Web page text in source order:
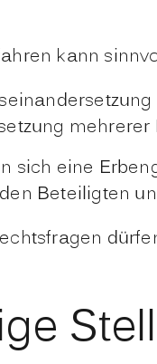
kann
sich eine
Beteiligten